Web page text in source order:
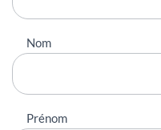
Nom
Prénom